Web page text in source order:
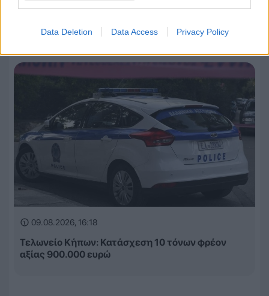
Data Deletion Data Access Privacy Policy
Καναδάς: Εκτός ελέγχου η μεγάλη φωτιά στη
εκκενώσεις
09.08.2026, 16:18
Τελωνείο Κήπων: Κατάσχεση 10 τόνων φρέον
αξίας 900.000 ευρώ